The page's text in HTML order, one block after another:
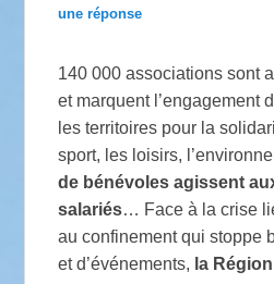
une réponse
140 000 associations sont
et marquent l’engagement
les territoires pour la
sport, les loisirs,
de bénévoles agissent
salariés… Face à la crise
au confinement qui stoppe
et d’événements, la